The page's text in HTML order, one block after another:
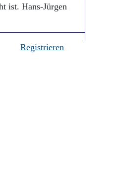
ist. Hans-Jürgen
Registrieren